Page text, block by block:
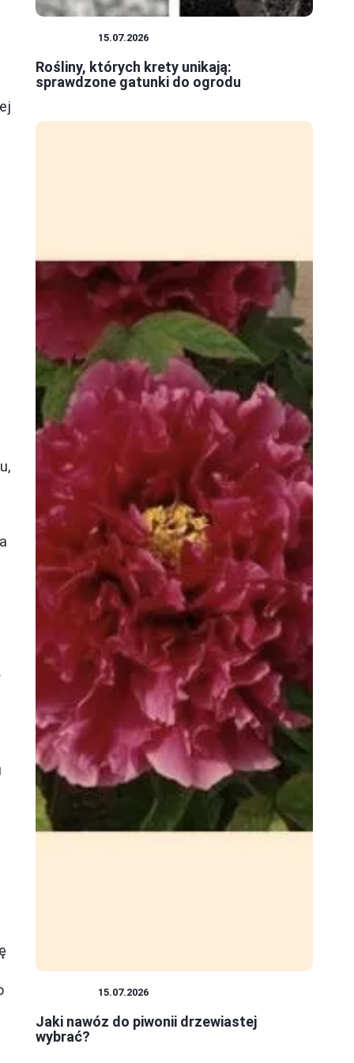
15.07.2026
Rośliny, których krety unikają:
sprawdzone gatunki do ogrodu
15.07.2026
Jaki nawóz do piwonii drzewiastej
wybrać?